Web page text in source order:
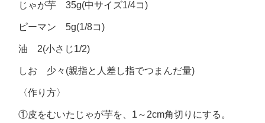
じゃが芋 35g(中サイズ1/4コ)
ピーマン 5g(1/8コ)
油 2(小さじ1/2)
しお 少々(親指と人差し指でつまんだ量)
〈作り方〉
①皮をむいたじゃが芋を、1～2cm角切りにする。